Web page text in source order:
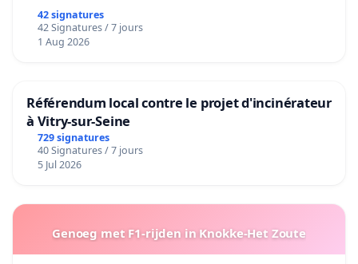
42 signatures
42 Signatures / 7 jours
1 Aug 2026
Référendum local contre le projet d'incinérateur
à Vitry-sur-Seine
729 signatures
40 Signatures / 7 jours
5 Jul 2026
Genoeg met F1-rijden in Knokke-Het Zoute